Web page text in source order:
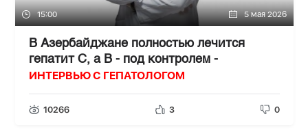
15:00 5 мая 2026
В Азербайджане полностью лечится
гепатит С, а В - под контролем -
ИНТЕРВЬЮ С ГЕПАТОЛОГОМ
10266 3 0